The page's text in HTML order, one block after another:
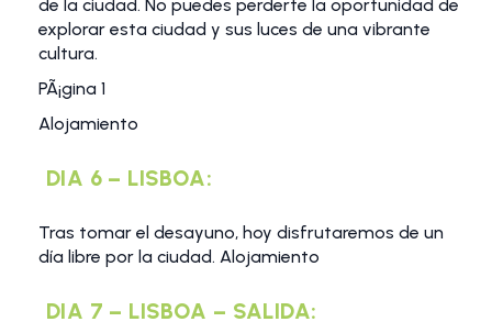
de la ciudad. No puedes perderte la oportunidad de
explorar esta ciudad y sus luces de una vibrante
cultura.
PÃ¡gina 1
Alojamiento
DIA 6 – LISBOA:
Tras tomar el desayuno, hoy disfrutaremos de un
día libre por la ciudad. Alojamiento
DIA 7 – LISBOA – SALIDA: